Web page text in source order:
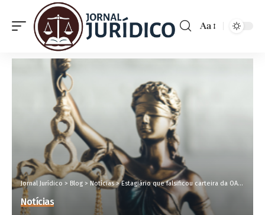
Aa
Jornal Jurídico > Blog > Notícias>Estagiário que falsificou carteira da OAB para aplicar golpes é condenado pela Justiça
Notícias